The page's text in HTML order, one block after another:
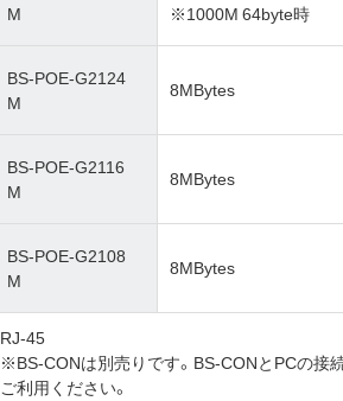
M
※1000M 64byte時
BS-POE-G2124
M
8MBytes
BS-POE-G2116
M
8MBytes
BS-POE-G2108
M
8MBytes
RJ-45
※BS-CONは別売りです。BS-CONとPCの接
ご利用ください。